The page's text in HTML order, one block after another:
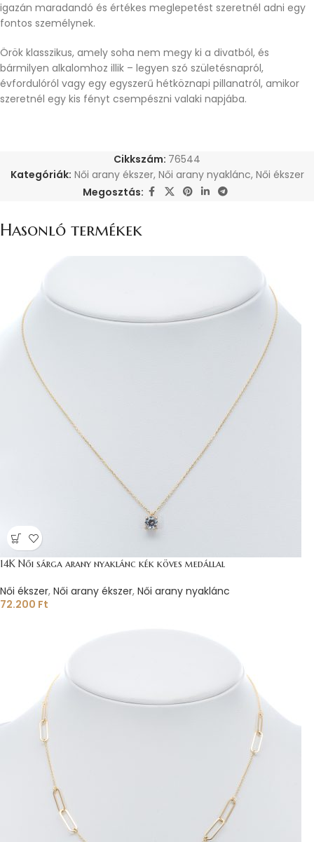
igazán maradandó és értékes meglepetést szeretnél adni egy
fontos személynek.
Örök klasszikus, amely soha nem megy ki a divatból, és
bármilyen alkalomhoz illik – legyen szó születésnapról,
évfordulóról vagy egy egyszerű hétköznapi pillanatról, amikor
szeretnél egy kis fényt csempészni valaki napjába.
Cikkszám: 76544
Kategóriák: Női arany ékszer, Női arany nyaklánc, Női ékszer
Megosztás:
Hasonló termékek
14K Női sárga arany nyaklánc kék köves medállal
Női ékszer, Női arany ékszer, Női arany nyaklánc
72.200 Ft